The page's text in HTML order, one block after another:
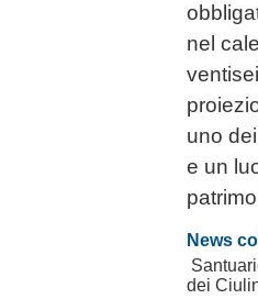
nel
uno
e un
News
dei